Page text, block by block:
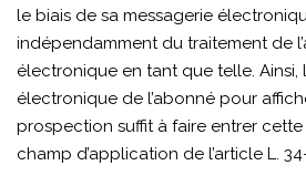
le biais de sa messagerie
indépendamment du traitement de
électronique en tant que telle. Ainsi,
électronique de l’abonné pour
prospection suffit à faire entrer
champ d’application de l’article L.